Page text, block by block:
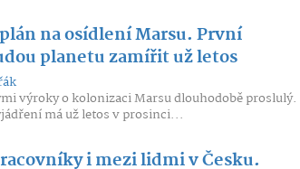
na osídlení Marsu. První
planetu zamířit už letos
výroky o kolonizaci Marsu dlouhodobě proslulý.
má už letos v prosinci...
i mezi lidmi v Česku.